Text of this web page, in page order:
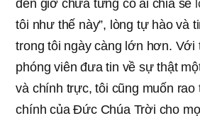
đến giờ chưa từng có ai chia sẻ
tôi như thế này”, lòng tự hào và
trong tôi ngày càng lớn hơn. Với
phóng viên đưa tin về sự thật
và chính trực, tôi cũng muốn rao
chính của Đức Chúa Trời cho